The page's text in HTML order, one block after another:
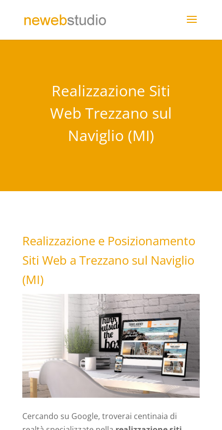
Realizzazione Siti
Web Trezzano sul
Naviglio (MI)
Realizzazione e Posizionamento
Siti Web a Trezzano sul Naviglio
(MI)
Cercando su Google, troverai centinaia di